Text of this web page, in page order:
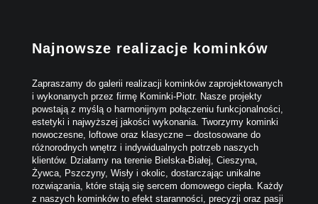
Najnowsze realizacje kominków
Zapraszamy do galerii realizacji kominków zaprojektowanych
i wykonanych przez firmę Kominki-Piotr. Nasze projekty
powstają z myślą o harmonijnym połączeniu funkcjonalności,
estetyki i najwyższej jakości wykonania. Tworzymy kominki
nowoczesne, loftowe oraz klasyczne – dostosowane do
różnorodnych wnętrz i indywidualnych potrzeb naszych
klientów. Działamy na terenie Bielska-Białej, Cieszyna,
Żywca, Pszczyny, Wisły i okolic, dostarczając unikalne
rozwiązania, które stają się sercem domowego ciepła. Każdy
z naszych kominków to efekt staranności, precyzji oraz pasji